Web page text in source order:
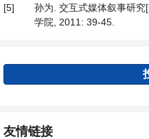
[5]
孙为. 交互式媒体叙事研
学院, 2011: 39-45.
友情链接